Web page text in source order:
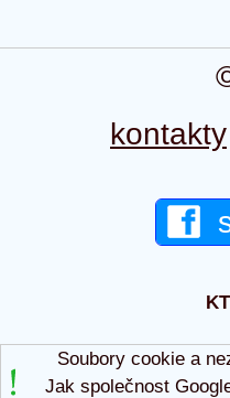
kontakty
Soubory cookie a
Jak společnost